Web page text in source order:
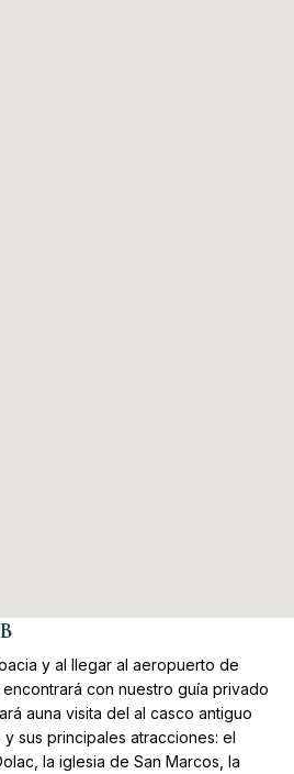
y al llegar al aeropuerto de
con nuestro guía privado
auna visita del al casco antiguo
sus principales atracciones: el
la iglesia de San Marcos, la